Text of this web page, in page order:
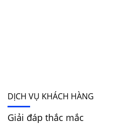
DỊCH VỤ KHÁCH HÀNG
Giải đáp thắc mắc